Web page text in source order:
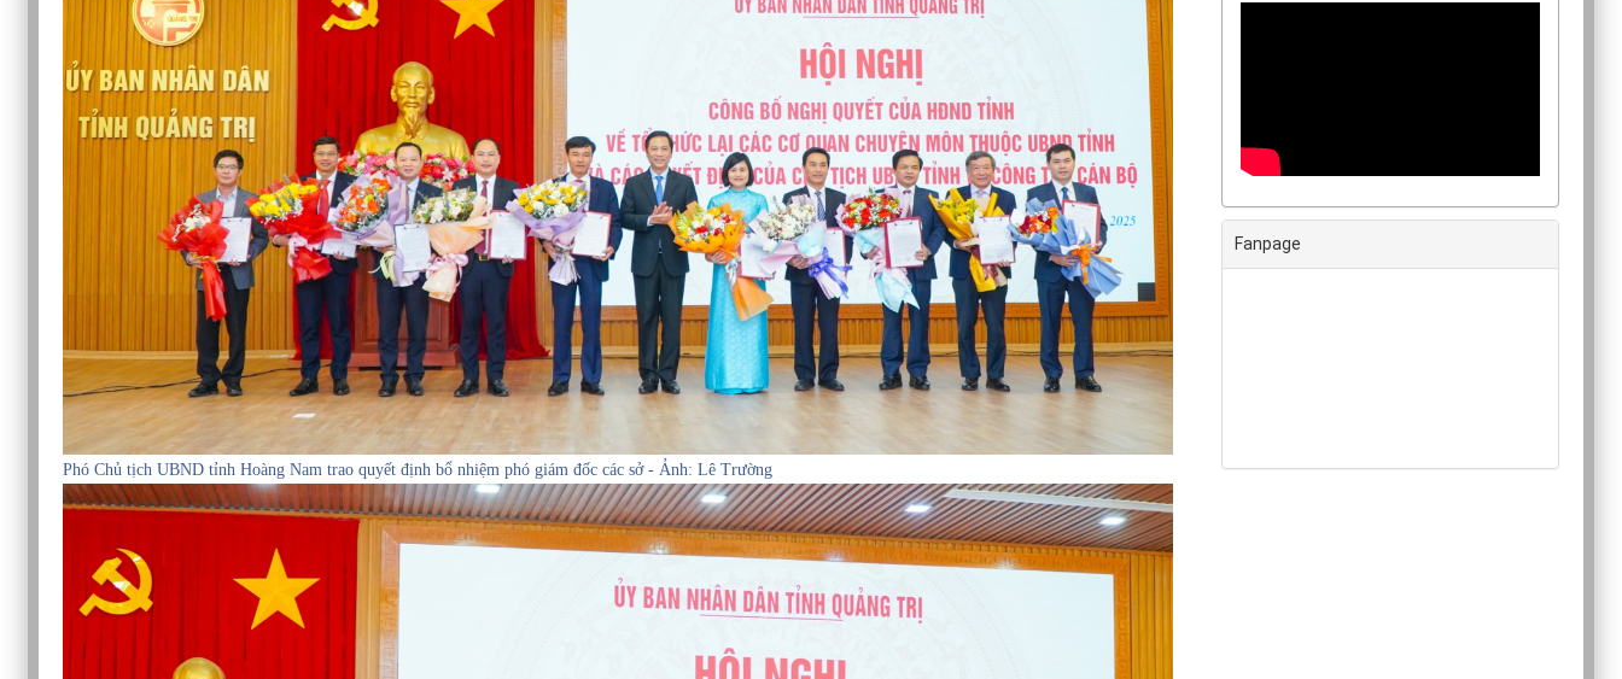
Phó Chủ tịch UBND tỉnh Hoàng Nam trao quyết định bổ nhiệm phó giám đốc các sở - Ảnh: Lê Trường
Fanpage